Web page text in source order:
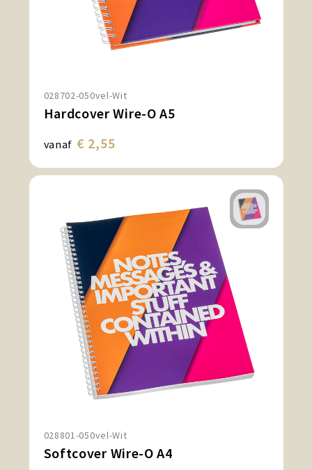
028702-050vel-Wit
Hardcover Wire-O A5
vanaf € 2,55
028801-050vel-Wit
Softcover Wire-O A4